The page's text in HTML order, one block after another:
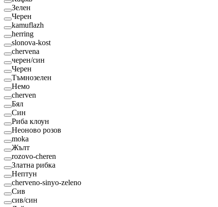
Зелен
Черен
kamuflazh
herring
slonova-kost
chervena
черен/син
Черен
Тъмнозелен
Немо
cherven
Бял
Син
Риба клоун
Неоново розов
moka
Жълт
rozovo-cheren
Златна рибка
Нептун
cherveno-sinyo-zeleno
Сив
сив/син